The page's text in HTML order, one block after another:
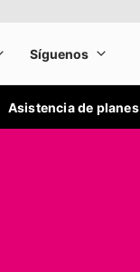
Asistencia de planes